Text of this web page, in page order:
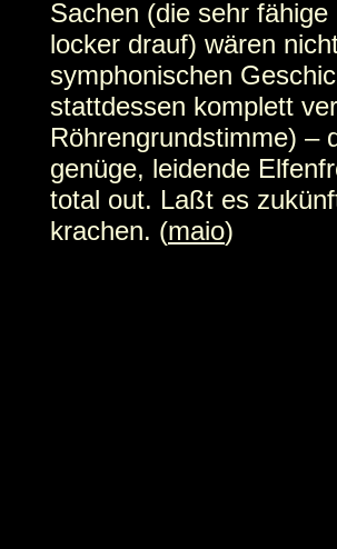
Sachen (die sehr
locker drauf) wären
symphonischen
stattdessen komplett
Röhrengrundstimme) –
genüge, leidende
total out. Laßt es
krachen. (maio)